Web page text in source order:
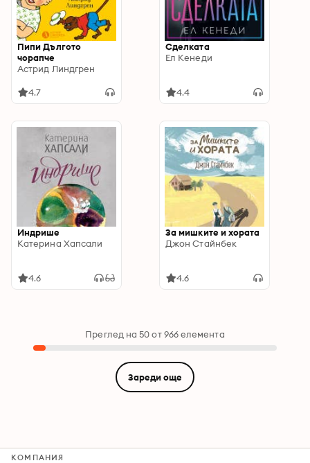
Пипи Дългото
чорапче
Астрид Линдгрен
4.7
Сделката
Ел Кенеди
4.4
Индрише
Катерина Хапсали
4.6
За мишките и хората
Джон Стайнбек
4.6
Преглед на 50 от 966 елемента
Зареди още
КОМПАНИЯ